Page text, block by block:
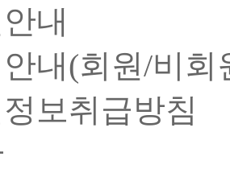
내
내(회원/비회
보취급방침